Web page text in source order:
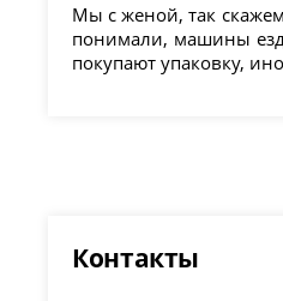
Мы с женой, так
понимали, машины
покупают упаковку,
Контакты